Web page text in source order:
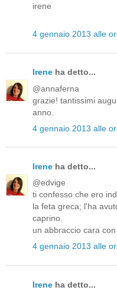
irene
4 gennaio 2013 alle
Irene ha detto...
@annaferna
grazie! tantissimi
anno.
4 gennaio 2013 alle
Irene ha detto...
@edvige
ti confesso che ero
la feta greca; l'ha
caprino.
un abbraccio cara
4 gennaio 2013 alle
Irene ha detto...